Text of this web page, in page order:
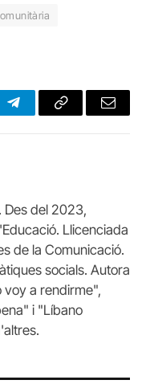
TelegramCopy
Email
Des del 2023,
Llicenciada
de la Comunicació.
socials. Autora
voy a rendirme",
i "Líbano